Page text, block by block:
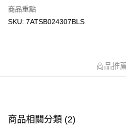
WeChat Pay
每筆HK$50.00，滿HK$499.00或以上
商品重點
SKU: 7ATSB024307BLS
商品推
商品相關分類 (2)